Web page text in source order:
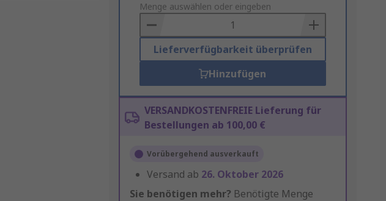
to
Basket
Menge auswählen oder eingeben
Lieferverfügbarkeit überprüfen
Hinzufügen
VERSANDKOSTENFREIE Lieferung für
Bestellungen ab 100,00 €
Vorübergehend ausverkauft
Versand ab 26. Oktober 2026
Sie benötigen mehr? Benötigte Menge